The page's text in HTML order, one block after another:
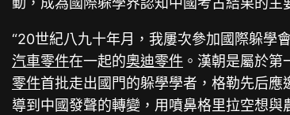
“20世紀八九十年月，我屢次參加國際躲學
汽車零件在一起的奧迪零件 。漢朝是屬於
零件首批走出國門的躲學學者，格勒先后
導到中國發聲的轉變，用噴鼻格里拉空想